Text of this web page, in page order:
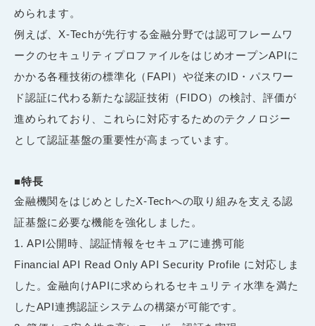
められます。
例えば、X-Techが先行する金融分野では認可フレームワ
ークのセキュリティプロファイルをはじめオープンAPIに
かかる各種技術の標準化（FAPI）や従来のID・パスワー
ド認証に代わる新たな認証技術（FIDO）の検討、評価が
進められており、これらに対応するためのテクノロジー
として認証基盤の重要性が高まっています。
■特長
金融機関をはじめとしたX-Techへの取り組みを支える認
証基盤に必要な機能を強化しました。
API公開時、認証情報をセキュアに連携可能
Financial API Read Only API Security Profile に対応しま
した。金融向けAPIに求められるセキュリティ水準を満た
したAPI連携認証システムの構築が可能です。